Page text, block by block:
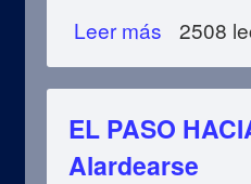
Leer más sobre EL
2508
EL PASO
Alardearse